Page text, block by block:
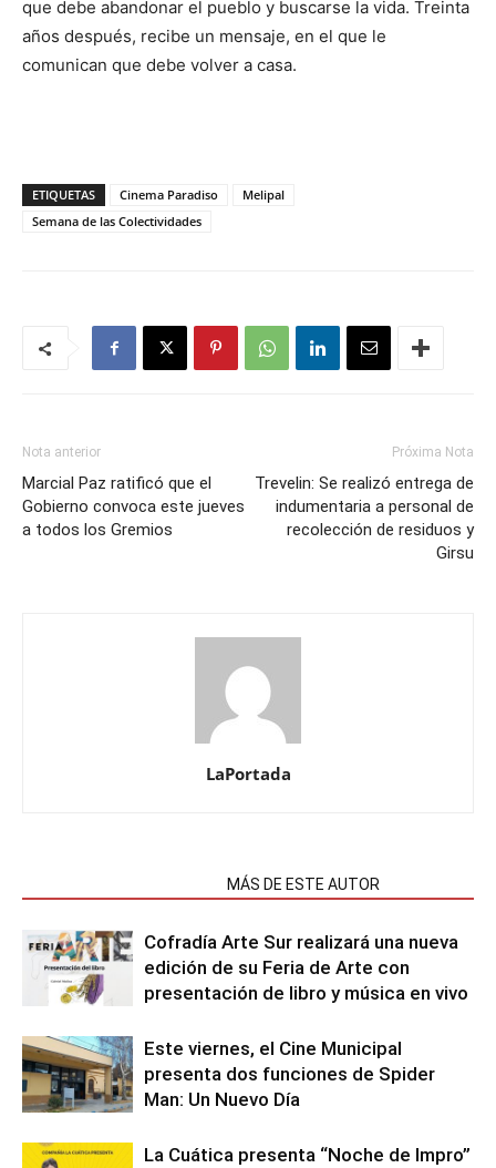
que debe abandonar el pueblo y buscarse la vida. Treinta
años después, recibe un mensaje, en el que le
comunican que debe volver a casa.
ETIQUETAS Cinema Paradiso
Melipal
Semana de las Colectividades
Nota anterior
Marcial Paz ratificó que el
Gobierno convoca este jueves
a todos los Gremios
Próxima Nota
Trevelin: Se realizó entrega de
indumentaria a personal de
recolección de residuos y
Girsu
LaPortada
MÁS DE ESTE AUTOR
Cofradía Arte Sur realizará una nueva
edición de su Feria de Arte con
presentación de libro y música en vivo
Este viernes, el Cine Municipal
presenta dos funciones de Spider
Man: Un Nuevo Día
La Cuática presenta “Noche de Impro”